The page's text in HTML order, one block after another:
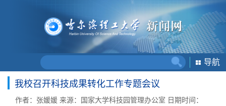
导航
我校召开科技成果转化工作专题会议
作者：张媛媛 来源：国家大学科技园管理办公室 日期时间：